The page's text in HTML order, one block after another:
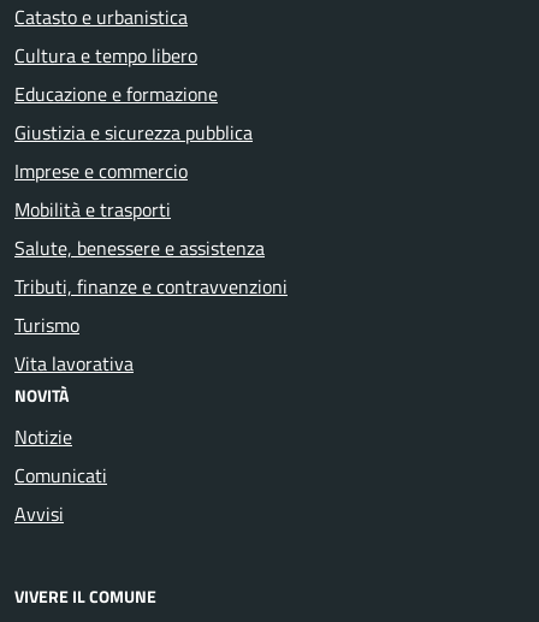
Catasto e urbanistica
Cultura e tempo libero
Educazione e formazione
Giustizia e sicurezza pubblica
Imprese e commercio
Mobilità e trasporti
Salute, benessere e assistenza
Tributi, finanze e contravvenzioni
Turismo
Vita lavorativa
NOVITÀ
Notizie
Comunicati
Avvisi
VIVERE IL COMUNE